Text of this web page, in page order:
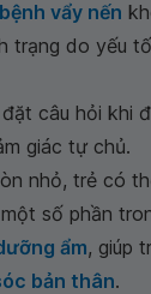
bệnh vẩy nến
trạng do yếu
câu hỏi khi
giác tự chủ.
nhỏ, trẻ có
số phần
ẩm, giúp
bản thân.